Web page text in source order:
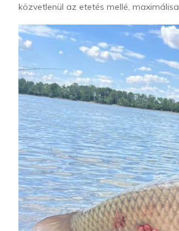
közvetlenül az etetés mellé,